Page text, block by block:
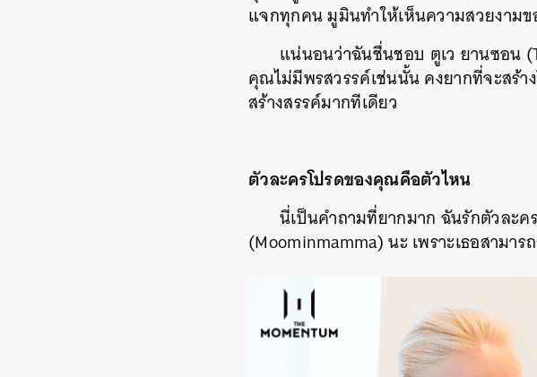
แจกทุกคน มูมินทำให้เห็นความสวยงาม
แน่นอนว่าฉันชื่นชอบ ตูเว ยานซอน
คุณไม่มีพรสวรรค์เช่นนั้น คงยากที่จะสร้า
สร้างสรรค์มากทีเดียว
ตัวละครโปรดของคุณคือตัวไหน
นี่เป็นคำถามที่ยากมาก ฉันรักตัวละ
(Moominmamma) นะ เพราะเธอสาม